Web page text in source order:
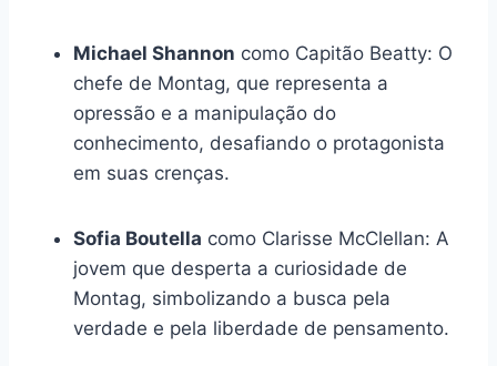
Michael Shannon como Capitão Beatty: O
chefe de Montag, que representa a
opressão e a manipulação do
conhecimento, desafiando o protagonista
em suas crenças.
Sofia Boutella como Clarisse McClellan: A
jovem que desperta a curiosidade de
Montag, simbolizando a busca pela
verdade e pela liberdade de pensamento.